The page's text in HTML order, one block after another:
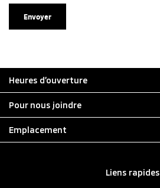
Liens rapides
Heures d’ouverture
Pour nous joindre
Emplacement